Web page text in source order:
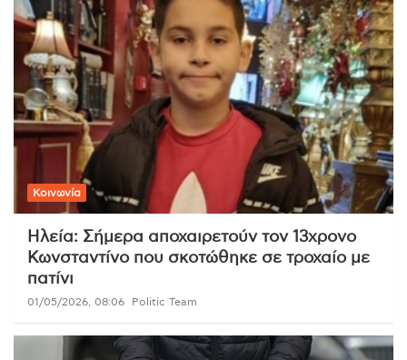
Κοινωνία
Ηλεία: Σήμερα αποχαιρετούν τον 13χρονο
Κωνσταντίνο που σκοτώθηκε σε τροχαίο με
πατίνι
01/05/2026, 08:06 Politic Team